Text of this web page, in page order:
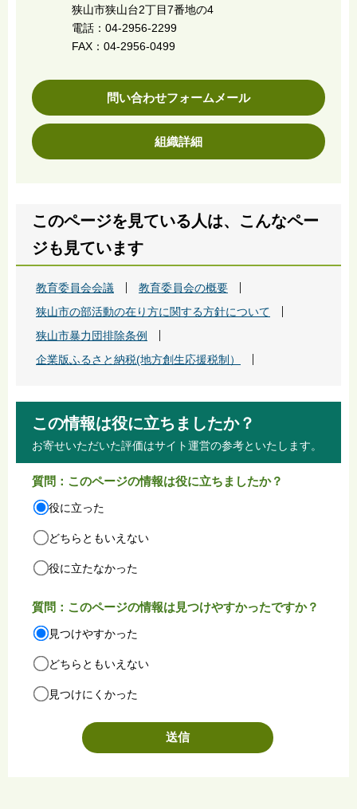
狭山市狭山台2丁目7番地の4
電話：04-2956-2299
FAX：04-2956-0499
問い合わせフォームメール
組織詳細
このページを見ている人は、こんなペー
ジも見ています
教育委員会会議
教育委員会の概要
狭山市の部活動の在り方に関する方針について
狭山市暴力団排除条例
企業版ふるさと納税(地方創生応援税制）
この情報は役に立ちましたか？
お寄せいただいた評価はサイト運営の参考といたします。
質問：このページの情報は役に立ちましたか？
役に立った
どちらともいえない
役に立たなかった
質問：このページの情報は見つけやすかったですか？
見つけやすかった
どちらともいえない
見つけにくかった